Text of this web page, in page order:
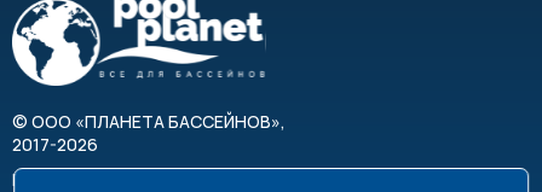
© ООО «ПЛАНЕТА БАССЕЙНОВ»,
2017-2026
Все права защищены